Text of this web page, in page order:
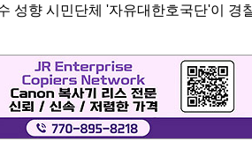
성향 시민단체 '자유대한호국단'이 경